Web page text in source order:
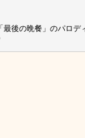
後の晩餐」のパロ